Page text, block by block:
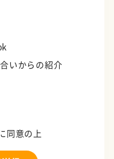
いからの紹介
同意の上